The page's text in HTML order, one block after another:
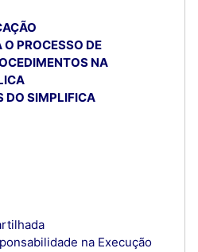
O PROCESSO DE
NA
DO SIMPLIFICA
na Execução